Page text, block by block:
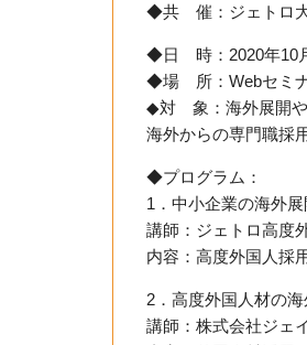
◆共 催：ジェトロ
◆日 時：2020年10
◆場 所：Webセミナ
◆対 象：海外展開や
海外からの専門職
◆プログラム：
1．中小企業の海外
講師：ジェトロ高度
内容：高度外国人採
2．高度外国人材の
講師：株式会社ジ